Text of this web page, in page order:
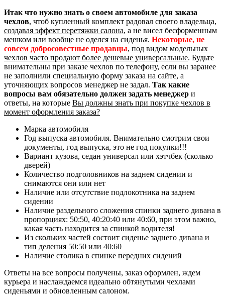
Итак что нужно знать о своем автомобиле для заказа
чехлов, чтоб купленный комплект радовал своего владельца,
создавая эффект перетяжки салона, а не висел бесформенным
мешком или вообще не оделся на сиденья. Некоторые, не
совсем добросовестные продавцы, под видом модельных
чехлов часто продают более дешевые универсальные. Будьте
внимательны при заказе чехлов по телефону, если вы заранее
не заполнили специальную форму заказа на сайте, а
уточняющих вопросов менеджер не задал. Так какие
вопросы вам обязательно должен задать менеджер и
ответы, на которые Вы должны знать при покупке чехлов в
момент оформления заказа?
Марка автомобиля
Год выпуска автомобиля. Внимательно смотрим свои
документы, год выпуска, это не год покупки!!!
Вариант кузова, седан универсал или хэтчбек (сколько
дверей)
Количество подголовников на заднем сидении и
снимаются они или нет
Наличие или отсутствие подлокотника на заднем
сидении
Наличие раздельного сложения спинки заднего дивана в
пропорциях: 50:50, 40:20:40 или 40:60, при этом важно,
какая часть находится за спинкой водителя!
Из скольких частей состоит сиденье заднего дивана и
тип деления 50:50 или 40:60
Наличие столика в спинке передних сидений
Ответы на все вопросы получены, заказ оформлен, ждем
курьера и наслаждаемся идеально обтянутыми чехлами
сиденьями и обновленным салоном.